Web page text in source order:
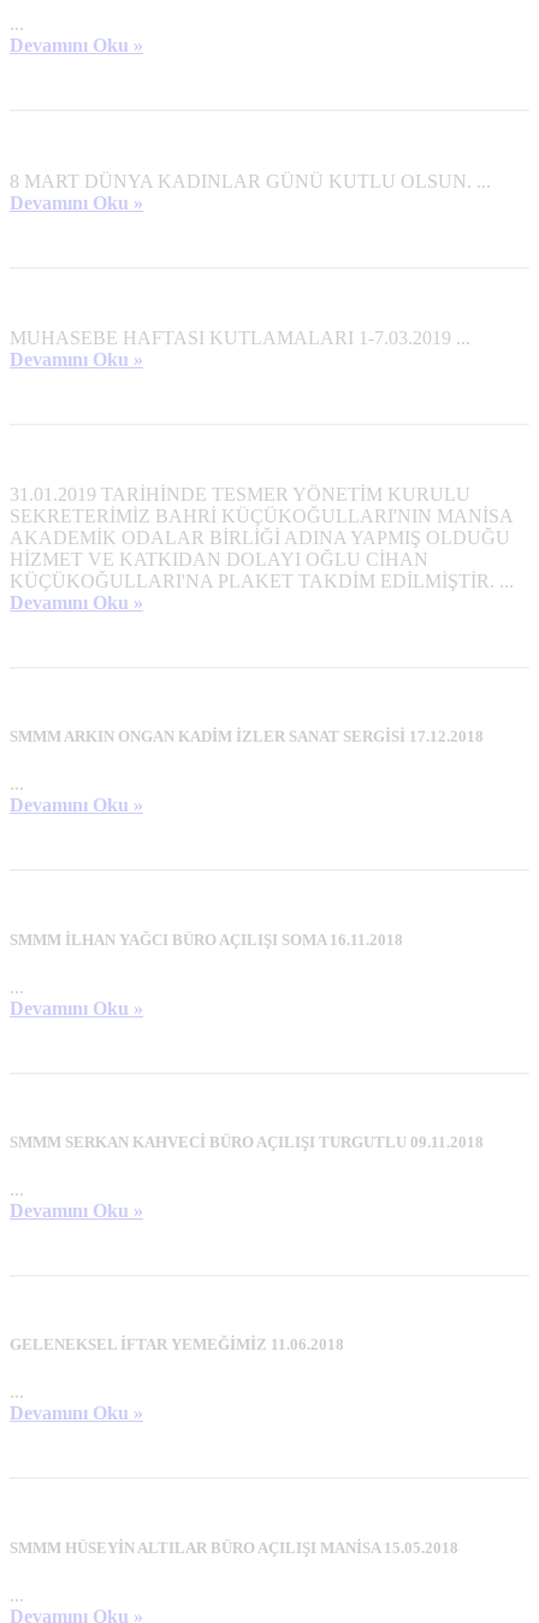
...
Devamını Oku »
8 MART DÜNYA KADINLAR GÜNÜ KUTLU OLSUN. ...
Devamını Oku »
MUHASEBE HAFTASI KUTLAMALARI 1-7.03.2019 ...
Devamını Oku »
31.01.2019 TARİHİNDE TESMER YÖNETİM KURULU
SEKRETERİMİZ BAHRİ KÜÇÜKOĞULLARI'NIN MANİSA
AKADEMİK ODALAR BİRLİĞİ ADINA YAPMIŞ OLDUĞU
HİZMET VE KATKIDAN DOLAYI OĞLU CİHAN
KÜÇÜKOĞULLARI'NA PLAKET TAKDİM EDİLMİŞTİR. ...
Devamını Oku »
SMMM ARKIN ONGAN KADİM İZLER SANAT SERGİSİ 17.12.2018
...
Devamını Oku »
SMMM İLHAN YAĞCI BÜRO AÇILIŞI SOMA 16.11.2018
...
Devamını Oku »
SMMM SERKAN KAHVECİ BÜRO AÇILIŞI TURGUTLU 09.11.2018
...
Devamını Oku »
GELENEKSEL İFTAR YEMEĞİMİZ 11.06.2018
...
Devamını Oku »
SMMM HÜSEYİN ALTILAR BÜRO AÇILIŞI MANİSA 15.05.2018
...
Devamını Oku »